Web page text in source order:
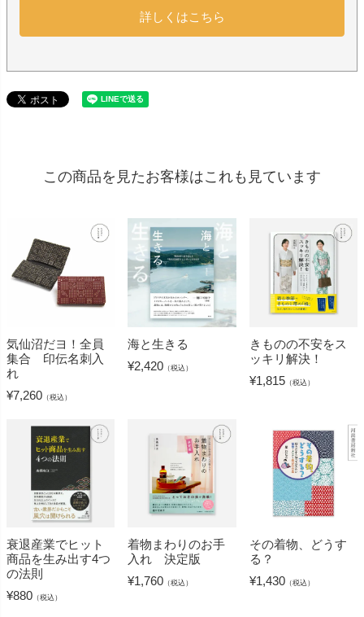
詳しくはこちら
この商品を見たお客様はこれも見ています
気仙沼だヨ！全員
集合 印伝名刺入
れ
¥7,260 （税込）
海と生きる
¥2,420 （税込）
きものの不安をス
ッキリ解決！
¥1,815（税込）
衰退産業でヒット
商品を生み出す4つ
の法則
¥880 （税込）
着物まわりのお手
入れ 決定版
¥1,760 （税込）
その着物、どうす
る？
¥1,430（税込）